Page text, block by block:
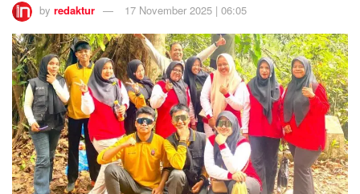
by redaktur 17 November 2025 | 06:05